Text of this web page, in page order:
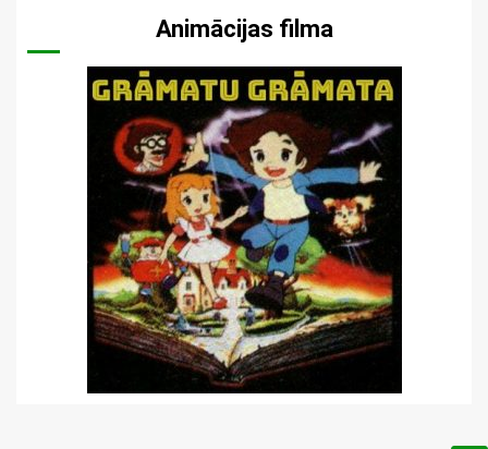
Animācijas filma